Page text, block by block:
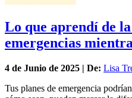
Lo que aprendí de
emergencias
4 de Junio de 2025 | De: Lisa
Tus planes de emergencia